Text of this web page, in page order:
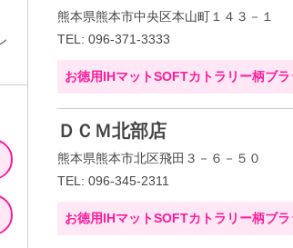
熊本県熊本市中央区本山町１４３－１
TEL: 096-371-3333
お徳用IHマットSOFTカトラリー柄ブラ
ＤＣＭ北部店
熊本県熊本市北区飛田３－６－５０
TEL: 096-345-2311
お徳用IHマットSOFTカトラリー柄ブラ